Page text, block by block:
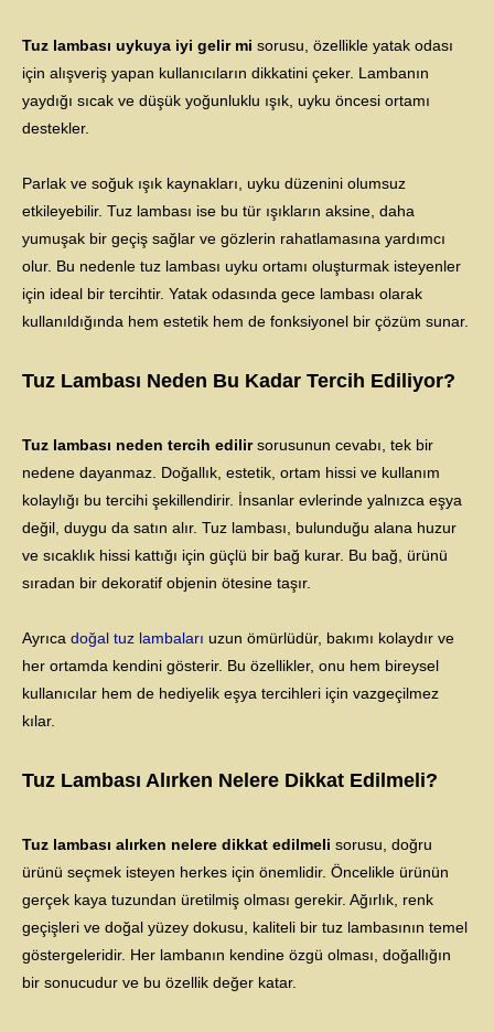
Tuz lambası uykuya iyi gelir mi sorusu, özellikle yatak odası
için alışveriş yapan kullanıcıların dikkatini çeker. Lambanın
yaydığı sıcak ve düşük yoğunluklu ışık, uyku öncesi ortamı
destekler.
Parlak ve soğuk ışık kaynakları, uyku düzenini olumsuz
etkileyebilir. Tuz lambası ise bu tür ışıkların aksine, daha
yumuşak bir geçiş sağlar ve gözlerin rahatlamasına yardımcı
olur. Bu nedenle tuz lambası uyku ortamı oluşturmak isteyenler
için ideal bir tercihtir. Yatak odasında gece lambası olarak
kullanıldığında hem estetik hem de fonksiyonel bir çözüm sunar.
Tuz Lambası Neden Bu Kadar Tercih Ediliyor?
Tuz lambası neden tercih edilirsorusunun cevabı, tek bir
nedene dayanmaz. Doğallık, estetik, ortam hissi ve kullanım
kolaylığı bu tercihi şekillendirir. İnsanlar evlerinde yalnızca eşya
değil, duygu da satın alır. Tuz lambası, bulunduğu alana huzur
ve sıcaklık hissi kattığı için güçlü bir bağ kurar. Bu bağ, ürünü
sıradan bir dekoratif objenin ötesine taşır.
Ayrıca doğal tuz lambaları uzun ömürlüdür, bakımı kolaydır ve
her ortamda kendini gösterir. Bu özellikler, onu hem bireysel
kullanıcılar hem de hediyelik eşya tercihleri için vazgeçilmez
kılar.
Tuz Lambası Alırken Nelere Dikkat Edilmeli?
Tuz lambası alırken nelere dikkat edilmeli sorusu, doğru
ürünü seçmek isteyen herkes için önemlidir. Öncelikle ürünün
gerçek kaya tuzundan üretilmiş olması gerekir. Ağırlık, renk
geçişleri ve doğal yüzey dokusu, kaliteli bir tuz lambasının temel
göstergeleridir. Her lambanın kendine özgü olması, doğallığın
bir sonucudur ve bu özellik değer katar.